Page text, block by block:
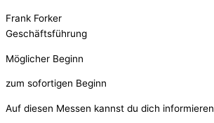
Frank Forker
Geschäftsführung
Möglicher Beginn
zum sofortigen Beginn
Auf diesen Messen kannst du dich informieren